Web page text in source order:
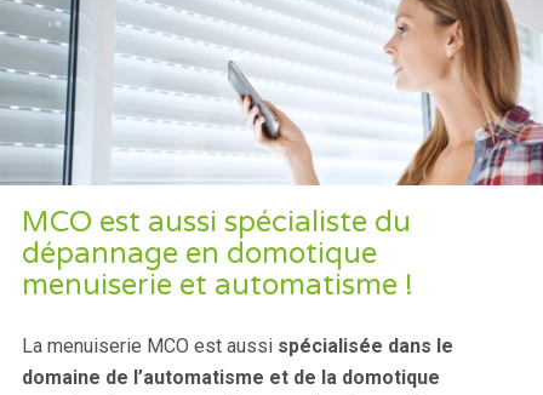
MCO est aussi spécialiste du
dépannage en domotique
menuiserie et automatisme !
La menuiserie MCO est aussi spécialisée dans le
domaine de l’automatisme et de la domotique